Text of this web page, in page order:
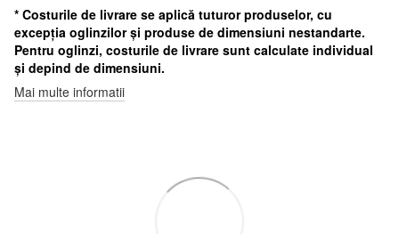
* Costurile de livrare se aplică tuturor produselor, cu
excepția oglinzilor și produse de dimensiuni nestandarte.
Pentru oglinzi, costurile de livrare sunt calculate individual
și depind de dimensiuni.
Mai multe informatii